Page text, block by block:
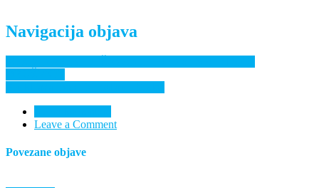
Navigacija objava
Leave a Comment
Povezane objave